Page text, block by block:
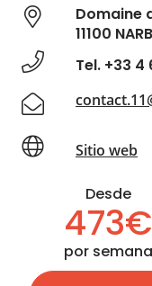
Domaine
11100
Tel. +33 4
Sitio web
Desde
473€
por semana